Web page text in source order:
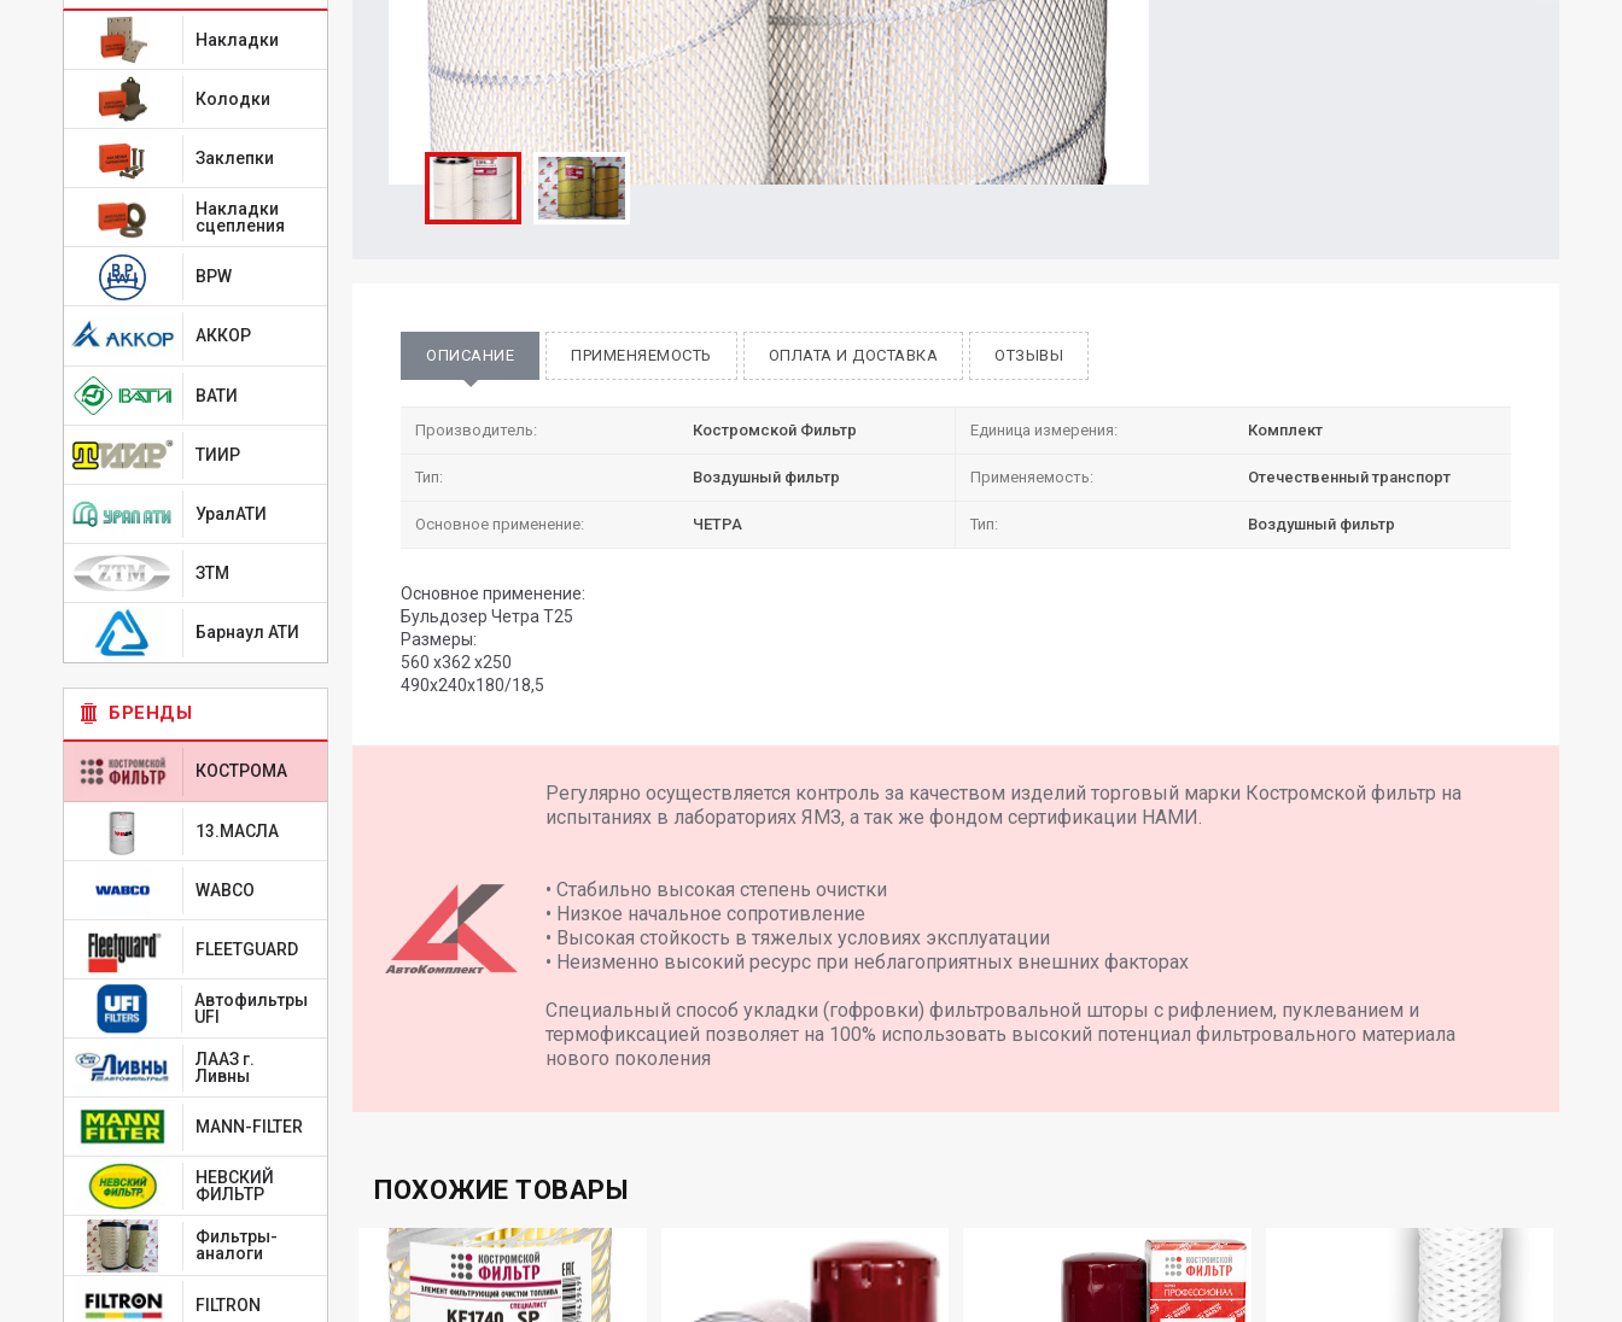
Накладки
Колодки
Заклепки
Накладки
сцепления
BPW
АККОР
ВАТИ
ТИИР
УралАТИ
ЗТМ
Барнаул АТИ
БРЕНДЫ
КОСТРОМА
13.МАСЛА
WABCO
FLEETGUARD
Автофильтры
UFI
ЛААЗ г.
Ливны
MANN-FILTER
НЕВСКИЙ
ФИЛЬТР
Фильтры-
аналоги
FILTRON
ОПИСАНИЕ ПРИМЕНЯЕМОСТЬ ОПЛАТА И ДОСТАВКА ОТЗЫВЫ
Производитель: Костромской Фильтр Единица измерения: Комплект
Тип: Воздушный фильтр Применяемость: Отечественный транспорт
Основное применение: ЧЕТРА Тип: Воздушный фильтр
Основное применение:
Бульдозер Четра Т25
Размеры:
560 х362 х250
490х240х180/18,5
Регулярно осуществляется контроль за качеством изделий торговый марки Костромской фильтр на
испытаниях в лабораториях ЯМЗ, а так же фондом сертификации НАМИ.
• Стабильно высокая степень очистки
• Низкое начальное сопротивление
• Высокая стойкость в тяжелых условиях эксплуатации
• Неизменно высокий ресурс при неблагоприятных внешних факторах
Специальный способ укладки (гофровки) фильтровальной шторы с рифлением, пуклеванием и
термофиксацией позволяет на 100% использовать высокий потенциал фильтровального материала
нового поколения
ПОХОЖИЕ ТОВАРЫ